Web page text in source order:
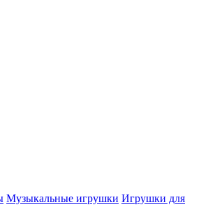
Музыкальные игрушки Игрушки для